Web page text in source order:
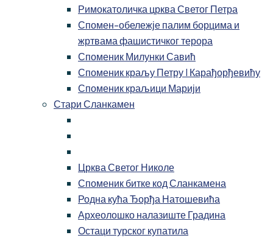
Римокатоличка црква Светог Петра
Спомен-обележје палим борцима и
жртвама фашистичког терора
Споменик Милунки Савић
Споменик краљу Петру I Карађорђевићу
Споменик краљици Марији
Стари Сланкамен
Црква Светог Николе
Споменик битке код Сланкамена
Родна кућа Ђорђа Натошевића
Археолошко налазиште Градина
Остаци турског купатила